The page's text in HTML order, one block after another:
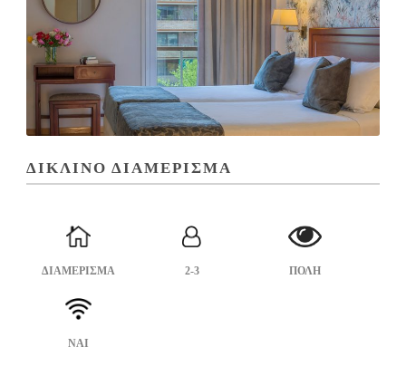
ΔΙΚΛΙΝΟ ΔΙΑΜΕΡΙΣΜΑ
ΔΙΑΜΕΡΙΣΜΑ 2-3 ΠΟΛΗ
ΝΑΙ